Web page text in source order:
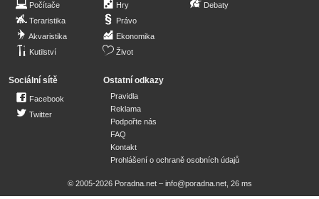
Počítače
Teraristika
Akvaristika
Kutilství
Hry
Právo
Ekonomika
Život
Debaty
Sociální sítě
Facebook
Twitter
Ostatní odkazy
Pravidla
Reklama
Podpořte nás
FAQ
Kontakt
Prohlášení o ochraně osobních údajů
© 2005-2026 Poradna.net – info@poradna.net, 26 ms